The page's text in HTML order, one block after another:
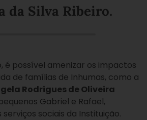
da Silva Ribeiro.
é possível amenizar os impactos
de famílias de Inhumas, como a
Rodrigues de Oliveira
Gabriel e Rafael,
sociais da Instituição.